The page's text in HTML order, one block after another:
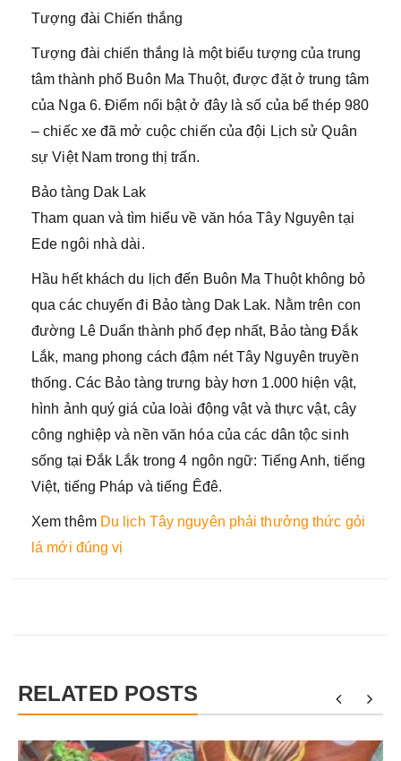
Tượng đài Chiến thắng
Tượng đài chiến thắng là một biểu tượng của trung
tâm thành phố Buôn Ma Thuột, được đặt ở trung tâm
của Nga 6. Điểm nổi bật ở đây là số của bể thép 980
– chiếc xe đã mở cuộc chiến của đội Lịch sử Quân
sự Việt Nam trong thị trấn.
Bảo tàng Dak Lak
Tham quan và tìm hiểu về văn hóa Tây Nguyên tại
Ede ngôi nhà dài.
Hầu hết khách du lịch đến Buôn Ma Thuột không bỏ
qua các chuyến đi Bảo tàng Dak Lak. Nằm trên con
đường Lê Duẩn thành phố đẹp nhất, Bảo tàng Đắk
Lắk, mang phong cách đậm nét Tây Nguyên truyền
thống. Các Bảo tàng trưng bày hơn 1.000 hiện vật,
hình ảnh quý giá của loài động vật và thực vật, cây
công nghiệp và nền văn hóa của các dân tộc sinh
sống tại Đắk Lắk trong 4 ngôn ngữ: Tiếng Anh, tiếng
Việt, tiếng Pháp và tiếng Êđê.
Xem thêm Du lịch Tây nguyên phải thưởng thức gỏi
lá mới đúng vị
RELATED POSTS